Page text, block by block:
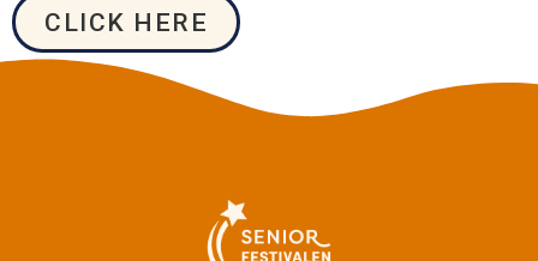
CLICK HERE